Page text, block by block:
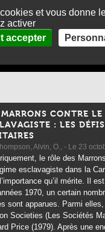
de colonisation et de contrôle
CONTRE LE
: LES DÉFIS
Alvin, O., - Le 23
le rôle des
esclavagiste dans la
qu’il mérite. Il
1970, un certain
sont apparues. Parmi
Societies (Les Sociétés
Price (1979). Après une
des cookies
et vous donne
activer
accepter